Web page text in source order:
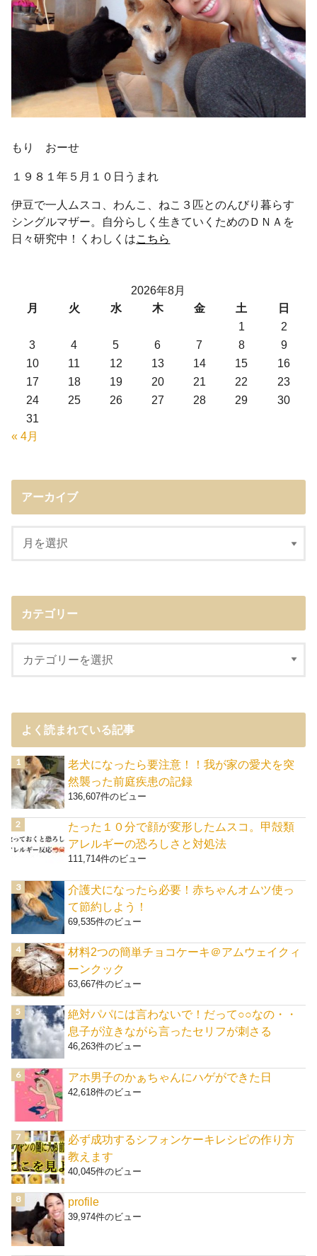
もり おーせ
１９８１年５月１０日うまれ
伊豆で一人ムスコ、わんこ、ねこ３匹とのんびり暮らす
シングルマザー。自分らしく生きていくためのＤＮＡを
日々研究中！くわしくはこちら
2026年8月
月
火 水 木 金 土
日
1
2
3
4 5 6 7 8
9
10
11 12 13 14 15
16
17
18 19 20 21 22
23
24
25 26 27 28 29
30
31
« 4月
アーカイブ
カテゴリー
よく読まれている記事
老犬になったら要注意！！我が家の愛犬を突
然襲った前庭疾患の記録
136,607件のビュー
たった１０分で顔が変形したムスコ。甲殻類
アレルギーの恐ろしさと対処法
111,714件のビュー
介護犬になったら必要！赤ちゃんオムツ使っ
て節約しよう！
69,535件のビュー
材料2つの簡単チョコケーキ＠アムウェイクィ
ーンクック
63,667件のビュー
絶対パパには言わないで！だって○○なの・・
息子が泣きながら言ったセリフが刺さる
46,263件のビュー
アホ男子のかぁちゃんにハゲができた日
42,618件のビュー
必ず成功するシフォンケーキレシピの作り方
教えます
40,045件のビュー
profile
39,974件のビュー